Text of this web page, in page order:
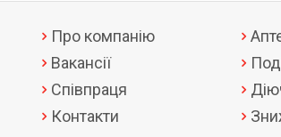
Про компанію
Вакансії
Співпраця
Контакти